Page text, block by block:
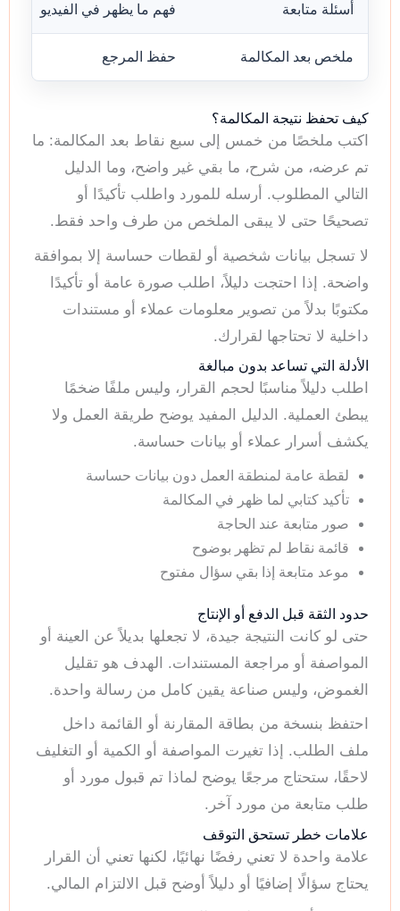
أسئلة متابعة فهم ما يظهر في الفيديو
ملخص بعد المكالمة حفظ المرجع
كيف تحفظ نتيجة المكالمة؟
اكتب ملخصًا من خمس إلى سبع نقاط بعد المكالمة: ما
تم عرضه، من شرح، ما بقي غير واضح، وما الدليل
التالي المطلوب. أرسله للمورد واطلب تأكيدًا أو
تصحيحًا حتى لا يبقى الملخص من طرف واحد فقط.
لا تسجل بيانات شخصية أو لقطات حساسة إلا بموافقة
واضحة. إذا احتجت دليلاً، اطلب صورة عامة أو تأكيدًا
مكتوبًا بدلاً من تصوير معلومات عملاء أو مستندات
داخلية لا تحتاجها لقرارك.
الأدلة التي تساعد بدون مبالغة
اطلب دليلاً مناسبًا لحجم القرار، وليس ملفًا ضخمًا
يبطئ العملية. الدليل المفيد يوضح طريقة العمل ولا
يكشف أسرار عملاء أو بيانات حساسة.
لقطة عامة لمنطقة العمل دون بيانات حساسة
تأكيد كتابي لما ظهر في المكالمة
صور متابعة عند الحاجة
قائمة نقاط لم تظهر بوضوح
موعد متابعة إذا بقي سؤال مفتوح
حدود الثقة قبل الدفع أو الإنتاج
حتى لو كانت النتيجة جيدة، لا تجعلها بديلاً عن العينة أو
المواصفة أو مراجعة المستندات. الهدف هو تقليل
الغموض، وليس صناعة يقين كامل من رسالة واحدة.
احتفظ بنسخة من بطاقة المقارنة أو القائمة داخل
ملف الطلب. إذا تغيرت المواصفة أو الكمية أو التغليف
لاحقًا، ستحتاج مرجعًا يوضح لماذا تم قبول مورد أو
طلب متابعة من مورد آخر.
علامات خطر تستحق التوقف
علامة واحدة لا تعني رفضًا نهائيًا، لكنها تعني أن القرار
يحتاج سؤالًا إضافيًا أو دليلاً أوضح قبل الالتزام المالي.